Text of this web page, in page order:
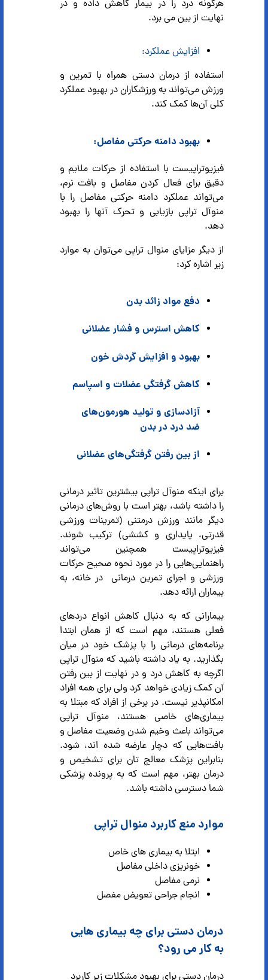
هرگونه درد را در بیمار کاهش داده و در
نهایت از بین می برد.
افزایش عملکرد:
استفاده از درمان دستی همراه با تمرین و
ورزش می‌تواند به ورزشکاران در بهبود عملکرد
کلی آن‌ها کمک کند.
بهبود دامنه حرکتی مفاصل:
فیزیوتراپیست با استفاده از حرکات ملایم و
دقیق برای فعال کردن مفاصل و بافت نرم،
می‌تواند عملکرد دامنه حرکتی مفاصل را با
منوآل تراپی بازیابی و تحرک آنها را بهبود
دهد.
از دیگر مزایای منوال تراپی می‌توان به موارد
زیر اشاره کرد:
دفع مواد زائد بدن
کاهش استرس و فشار عضلانی
بهبود و افزایش گردش خون
کاهش گرفتگی عضلات و اسپاسم
آزادسازی و تولید هورمون‌های
ضد درد در بدن
از بین رفتن گرفتگی‌های عضلانی
برای اینکه منوآل تراپی بیشترین تاثیر درمانی
را داشته باشد، بهتر است با روش‌های درمانی
دیگر مانند ورزش درمتنی (تمرینات ورزشی
قدرتی، پایداری و کششی) ترکیب شوند.
فیزیوتراپیست‌ همچنین می‌تواند
راهنمایی‌هایی را در مورد نحوه صحیح حرکات
ورزشی و اجرای تمرین درمانی در خانه، به
بیماران ارائه دهد.
بیمارانی که به دنبال کاهش انواع درد‌های
فعلی هستند، مهم است که از همان ابتدا
برنامه‌های درمانی را با پزشک خود در میان
بگذارید. به یاد داشته باشید که منوآل تراپی
اگرچه به کاهش درد و در نهایت از بین رفتن
آن کمک زیادی خواهد کرد ولی برای همه افراد
امکانپذیر نیست. در برخی از افراد که مبتلا به
بیماری‌های خاصی هستند، منوآل تراپی
می‌تواند باعث وخیم شدن وضعیت مفاصل و
بافت‌هایی که دچار عارضه شده اند، شود.
بنابراین پزشک معالج تان برای تشخیص و
درمان بهتر، مهم است که به پرونده پزشکی
شما دسترسی داشته باشد.
موارد منع کاربرد منوال تراپی
ابتلا به بیماری های خاص
خونریزی داخلی مفاصل
نرمی مفاصل
انجام جراحی تعویض مفصل
درمان دستی برای چه بیماری هایی
به کار می رود؟
درمان دستی برای بهبود مشکلات زیر کاربرد